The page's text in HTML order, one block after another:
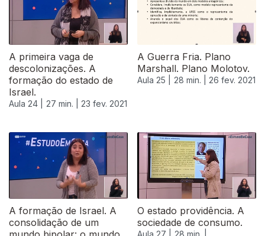
A primeira vaga de
descolonizações. A
formação do estado de
Israel.
Aula 24 | 27 min. | 23 fev. 2021
A Guerra Fria. Plano
Marshall. Plano Molotov.
Aula 25 | 28 min. | 26 fev. 2021
A formação de Israel. A
consolidação de um
O estado providência. A
sociedade de consumo.
Aula 27 |
28 min. |